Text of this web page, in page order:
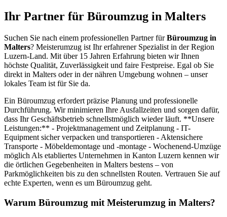
Ihr Partner für Büroumzug in Malters
Suchen Sie nach einem professionellen Partner fürBüroumzug in
Malters? Meisterumzug ist Ihr erfahrener Spezialist in der Region
Luzern-Land. Mit über 15 Jahren Erfahrung bieten wir Ihnen
höchste Qualität, Zuverlässigkeit und faire Festpreise. Egal ob Sie
direkt in Malters oder in der nähren Umgebung wohnen – unser
lokales Team ist für Sie da.
Ein Büroumzug erfordert präzise Planung und professionelle
Durchführung. Wir minimieren Ihre Ausfallzeiten und sorgen dafür,
dass Ihr Geschäftsbetrieb schnellstmöglich wieder läuft. **Unsere
Leistungen:** - Projektmanagement und Zeitplanung - IT-
Equipment sicher verpacken und transportieren - Aktensichere
Transporte - Möbeldemontage und -montage - Wochenend-Umzüge
möglich Als etabliertes Unternehmen in Kanton Luzern kennen wir
die örtlichen Gegebenheiten in Malters bestens – von
Parkmöglichkeiten bis zu den schnellsten Routen. Vertrauen Sie auf
echte Experten, wenn es um Büroumzug geht.
Warum Büroumzug mit Meisterumzug in Malters?